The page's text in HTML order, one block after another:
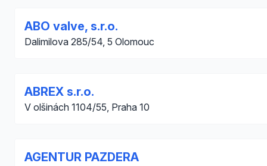
ABO valve, s.r.o.
Dalimilova 285/54, 5 Olomouc
ABREX s.r.o.
V olšinách 1104/55, Praha 10
AGENTUR PAZDERA